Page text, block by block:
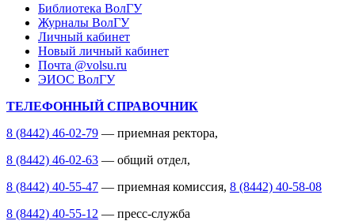
Библиотека ВолГУ
Журналы ВолГУ
Личный кабинет
Новый личный кабинет
Почта @volsu.ru
ЭИОС ВолГУ
ТЕЛЕФОННЫЙ СПРАВОЧНИК
8 (8442) 46-02-79 — приемная ректора,
8 (8442) 46-02-63 — общий отдел,
8 (8442) 40-55-47 — приемная комиссия, 8 (8442) 40-58-08
8 (8442) 40-55-12 — пресс-служба